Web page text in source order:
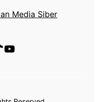
Media Siber
YouTube